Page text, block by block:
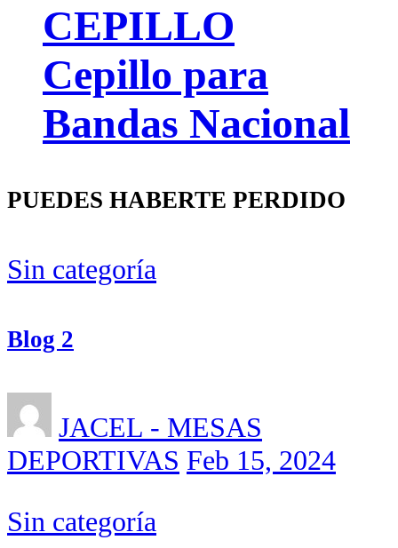
CEPILLO
Cepillo para
Bandas Nacional
PUEDES HABERTE PERDIDO
Sin categoría
Blog 2
JACEL - MESAS
DEPORTIVAS Feb 15, 2024
Sin categoría